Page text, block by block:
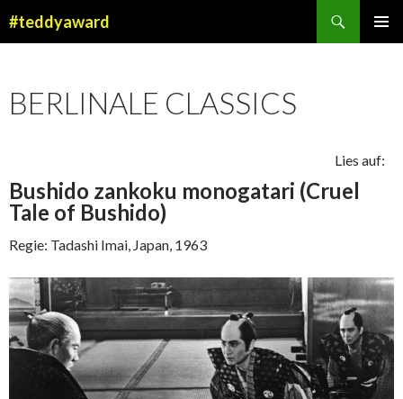
#teddyaward
BERLINALE CLASSICS
Lies auf:
Bushido zankoku monogatari (Cruel
Tale of Bushido)
Regie: Tadashi Imai, Japan, 1963